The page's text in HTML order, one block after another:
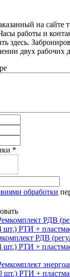
на сайте
работы и
здесь.
двух рабочих
*
обработки
РДВ
шт.) РТИ +